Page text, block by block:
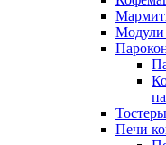
Модули
Тостеры
Печи